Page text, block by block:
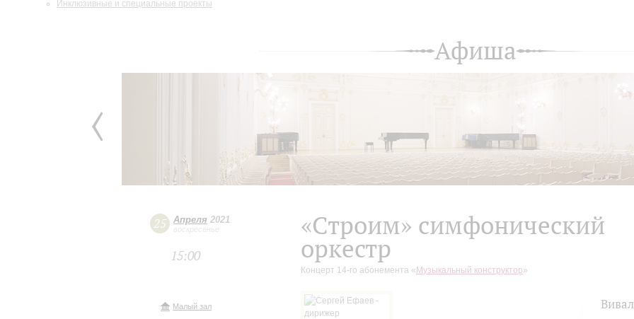
Инклюзивные и специальные проекты
Афиша
25 Апреля 2021
воскресенье
15:00
Малый зал
«Строим» симфонический
оркестр
Концерт 14-го абонемента « Музыкальный конструктор»